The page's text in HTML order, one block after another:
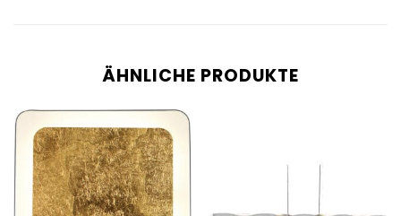
ÄHNLICHE PRODUKTE